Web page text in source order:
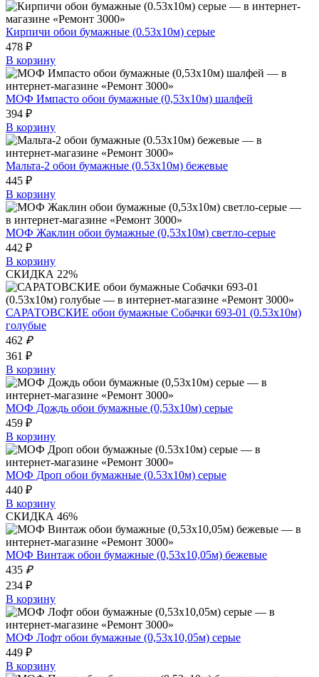
Кирпичи обои бумажные (0.53х10м) серые
478 ₽
В корзину
МОФ Импасто обои бумажные (0,53х10м) шалфей
394 ₽
В корзину
Мальта-2 обои бумажные (0.53х10м) бежевые
445 ₽
В корзину
МОФ Жаклин обои бумажные (0,53х10м) светло-серые
442 ₽
В корзину
СКИДКА 22%
САРАТОВСКИЕ обои бумажные Собачки 693-01 (0.53х10м)
голубые
462 ₽
361 ₽
В корзину
МОФ Дождь обои бумажные (0,53х10м) серые
459 ₽
В корзину
МОФ Дроп обои бумажные (0.53х10м) серые
440 ₽
В корзину
СКИДКА 46%
МОФ Винтаж обои бумажные (0,53х10,05м) бежевые
435 ₽
234 ₽
В корзину
МОФ Лофт обои бумажные (0,53х10,05м) серые
449 ₽
В корзину